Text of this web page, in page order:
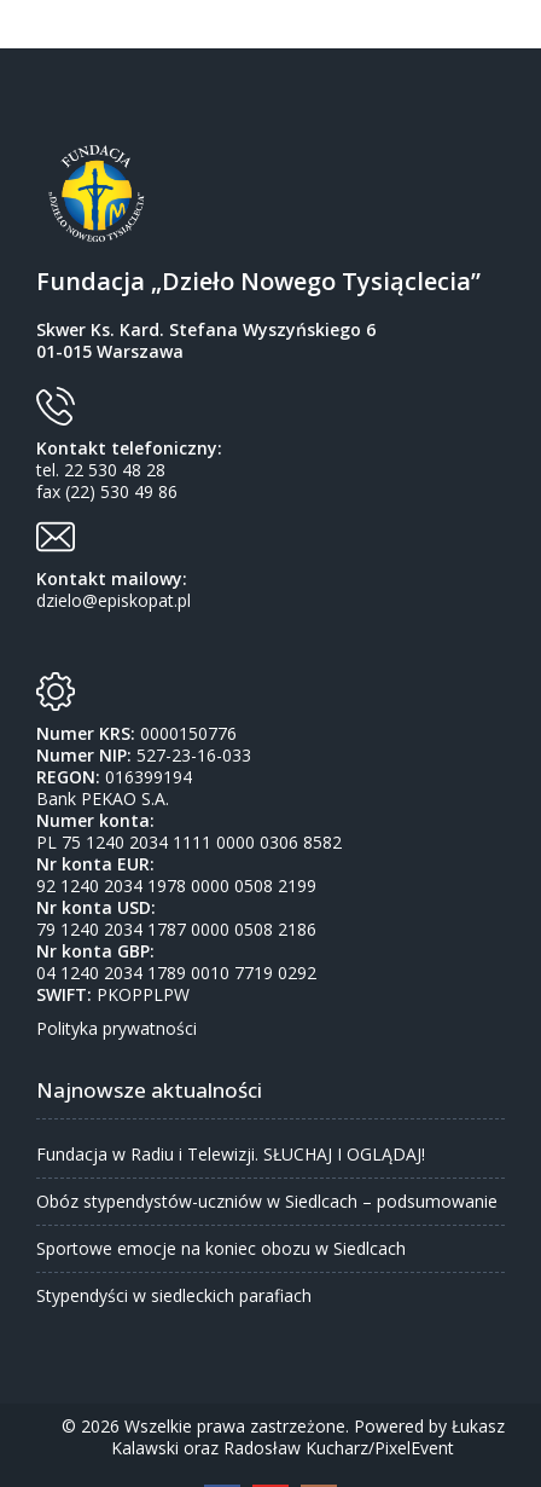
Fundacja „Dzieło Nowego Tysiąclecia”
Skwer Ks. Kard. Stefana Wyszyńskiego 6
01-015 Warszawa
Kontakt telefoniczny:
tel. 22 530 48 28
fax (22) 530 49 86
Kontakt mailowy:
dzielo@episkopat.pl
Numer KRS: 0000150776
Numer NIP: 527-23-16-033
REGON: 016399194
Bank PEKAO S.A.
Numer konta:
PL 75 1240 2034 1111 0000 0306 8582
Nr konta EUR:
92 1240 2034 1978 0000 0508 2199
Nr konta USD:
79 1240 2034 1787 0000 0508 2186
Nr konta GBP:
04 1240 2034 1789 0010 7719 0292
SWIFT: PKOPPLPW
Polityka prywatności
Najnowsze aktualności
Fundacja w Radiu i Telewizji. SŁUCHAJ I OGLĄDAJ!
Obóz stypendystów-uczniów w Siedlcach – podsumowanie
Sportowe emocje na koniec obozu w Siedlcach
Stypendyści w siedleckich parafiach
© 2026 Wszelkie prawa zastrzeżone. Powered by Łukasz
Kalawski oraz Radosław Kucharz/PixelEvent